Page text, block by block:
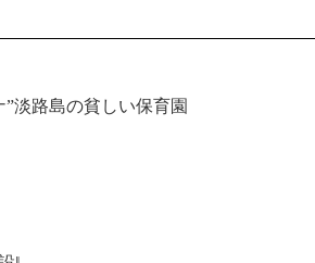
淡路島の貧しい保育園